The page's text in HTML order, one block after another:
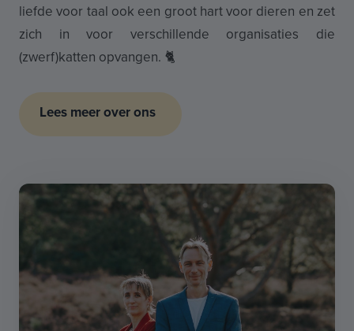
liefde voor taal ook een groot hart voor dieren en zet
zich in voor verschillende organisaties die
(zwerf)katten opvangen. 🐈
Lees meer over ons